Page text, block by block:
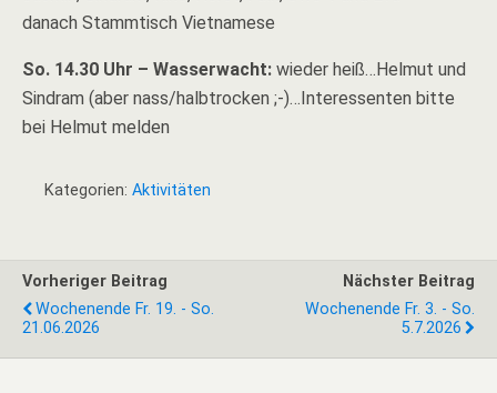
danach Stammtisch Vietnamese
So. 14.30 Uhr – Wasserwacht: wieder heiß…Helmut und
Sindram (aber nass/halbtrocken ;-)…Interessenten bitte
bei Helmut melden
Kategorien: Aktivitäten
Vorheriger Beitrag
Wochenende Fr. 19. - So.
21.06.2026
Nächster Beitrag
Wochenende Fr. 3. - So.
5.7.2026